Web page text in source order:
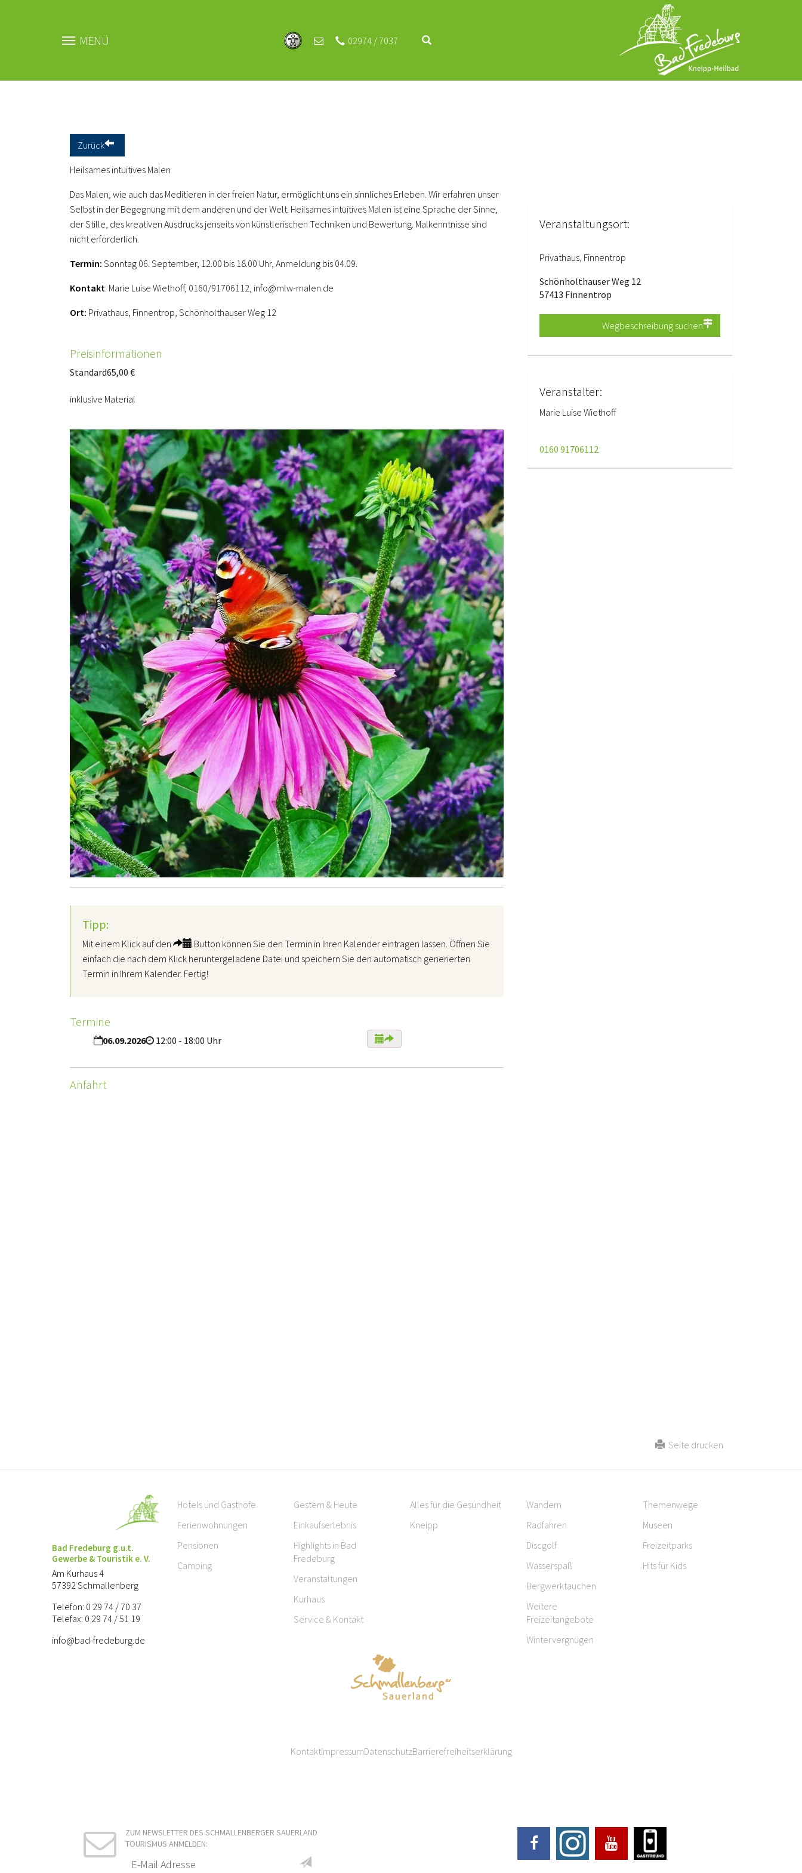
MENÜ 02974 / 7037
Zurück
Heilsames intuitives Malen
Das Malen, wie auch das Meditieren in der freien Natur, ermöglicht uns ein sinnliches Erleben. Wir erfahren unser
Selbst in der Begegnung mit dem anderen und der Welt. Heilsames intuitives Malen ist eine Sprache der Sinne,
der Stille, des kreativen Ausdrucks jenseits von künstlerischen Techniken und Bewertung. Malkenntnisse sind
nicht erforderlich.
Termin: Sonntag 06. September, 12.00 bis 18.00 Uhr, Anmeldung bis 04.09.
Kontakt: Marie Luise Wiethoff, 0160/91706112, info@mlw-malen.de
Ort: Privathaus, Finnentrop, Schönholthauser Weg 12
Preisinformationen
Standard65,00 €
inklusive Material
Tipp:
Mit einem Klick auf den
Button können Sie den Termin in Ihren Kalender eintragen lassen. Öffnen Sie
einfach die nach dem Klick heruntergeladene Datei und speichern Sie den automatisch generierten
Termin in Ihrem Kalender. Fertig!
Termine
06.09.2026 12:00 - 18:00 Uhr
Anfahrt
Veranstaltungsort:
Privathaus, Finnentrop
Schönholthauser Weg 12
57413 Finnentrop
Wegbeschreibung suchen
Veranstalter:
Marie Luise Wiethoff
0160 91706112
Seite drucken
Bad Fredeburg g.u.t.
Gewerbe & Touristik e. V.
Am Kurhaus 4
57392 Schmallenberg
Telefon: 0 29 74 / 70 37
Telefax: 0 29 74 / 51 19
info@bad-fredeburg.de
Hotels und Gasthöfe
Ferienwohnungen
Pensionen
Camping
Gestern & Heute
Einkaufserlebnis
Highlights in Bad
Fredeburg
Veranstaltungen
Kurhaus
Service & Kontakt
Alles für die Gesundheit
Kneipp
Wandern
Radfahren
Discgolf
Wasserspaß
Bergwerktauchen
Weitere
Freizeitangebote
Wintervergnügen
Themenwege
Museen
Freizeitparks
Hits für Kids
KontaktImpressumDatenschutzBarrierefreiheitserklärung
ZUM NEWSLETTER DES SCHMALLENBERGER SAUERLAND
TOURISMUS ANMELDEN: